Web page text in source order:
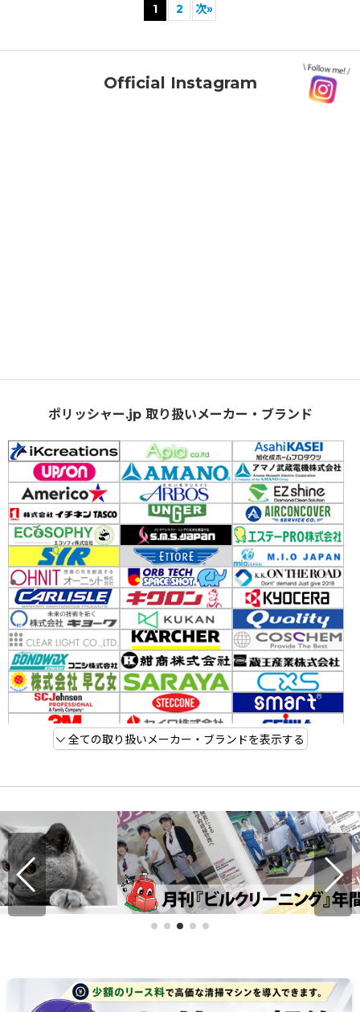
1 2 次»
Official Instagram
ポリッシャー.jp 取り扱いメーカー・ブランド
全ての取り扱いメーカー・ブランドを表示する